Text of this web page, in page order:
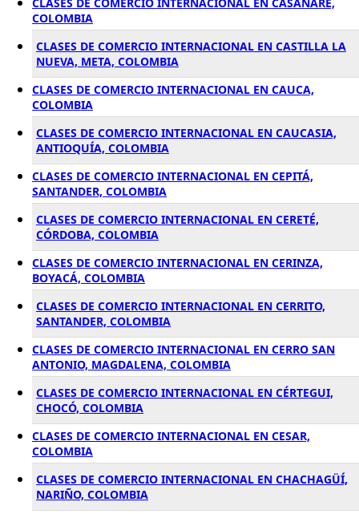
COLOMBIA
CLASES DE COMERCIO INTERNACIONAL EN CASTILLA LA
NUEVA, META, COLOMBIA
CLASES DE COMERCIO INTERNACIONAL EN CAUCA,
COLOMBIA
CLASES DE COMERCIO INTERNACIONAL EN CAUCASIA,
ANTIOQUÍA, COLOMBIA
CLASES DE COMERCIO INTERNACIONAL EN CEPITÁ,
SANTANDER, COLOMBIA
CLASES DE COMERCIO INTERNACIONAL EN CERETÉ,
CÓRDOBA, COLOMBIA
CLASES DE COMERCIO INTERNACIONAL EN CERINZA,
BOYACÁ, COLOMBIA
CLASES DE COMERCIO INTERNACIONAL EN CERRITO,
SANTANDER, COLOMBIA
CLASES DE COMERCIO INTERNACIONAL EN CERRO SAN
ANTONIO, MAGDALENA, COLOMBIA
CLASES DE COMERCIO INTERNACIONAL EN CÉRTEGUI,
CHOCÓ, COLOMBIA
CLASES DE COMERCIO INTERNACIONAL EN CESAR,
COLOMBIA
CLASES DE COMERCIO INTERNACIONAL EN CHACHAGÜÍ,
NARIÑO, COLOMBIA